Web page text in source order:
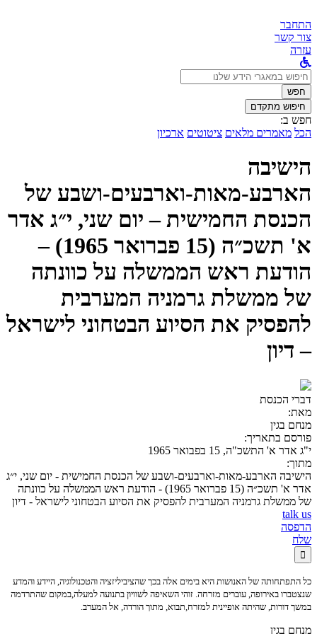
התחבר
צור קשר
עזרה
לחפש
ב:חפש
חיפוש מתקדם
חפש ב:
הכל מאמרים מלאים ציטוטים ארכיון
הישיבה
הארבע-מאות-וארבעים-ושבע של
הכנסת החמישית – יום שני, י״ג אדר
א' תשכ״ה (15 פברואר 1965) –
הודעת ראש הממשלה על כוונתה
של ממשלת גרמניה המערבית
להפסיק את הסיוע הבטחוני לישראל
– דיון
דברי הכנסת
מאת:
מנחם בגין
פורסם בתאריך:
י"ג אדר א' התשכ"ה, 15 בפבואר 1965
מתוך:
הישיבה הארבע-מאות-וארבעים-ושבע של הכנסת החמישית - יום שני, י״ג
אדר א' תשכ״ה (15 פברואר 1965) - הודעת ראש הממשלה על כוונתה
של ממשלת גרמניה המערבית להפסיק את הסיוע הבטחוני לישראל - דיון
talk us
הדפסה
שלח

כל התפתחותה של האנושות היא בימים אלה בכך שהציביליזציה והטכנולוגיה, היידע והמדע
שנצטברו באירופה, עוברים מזרחה. זוהי השאיפה לשוויון בתנועה למעלה,במקום שהתרדמה
במשך דורות, שהיתה אופיינית למזרח,תבוא, מתוך הורדה, אל המערב.
מנחם בגין